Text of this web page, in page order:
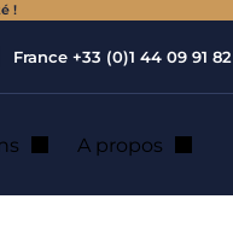
!
France +33 (0)1 44 09 91 82
A propos